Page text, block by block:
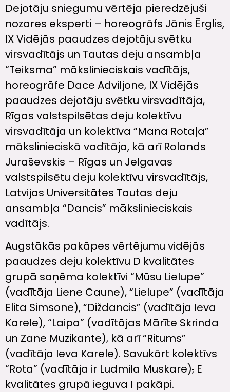
Dejotāju sniegumu vērtēja pieredzējuši
nozares eksperti – horeogrāfs Jānis Ērglis,
IX Vidējās paaudzes dejotāju svētku
virsvadītājs un Tautas deju ansambļa
“Teiksma” mākslinieciskais vadītājs,
horeogrāfe Dace Adviljone, IX Vidējās
paaudzes dejotāju svētku virsvadītāja,
Rīgas valstspilsētas deju kolektīvu
virsvadītāja un kolektīva “Mana Rotaļa”
mākslinieciskā vadītāja, kā arī Rolands
Juraševskis – Rīgas un Jelgavas
valstspilsētu deju kolektīvu virsvadītājs,
Latvijas Universitātes Tautas deju
ansambļa “Dancis” mākslinieciskais
vadītājs.
Augstākās pakāpes vērtējumu vidējās
paaudzes deju kolektīvu D kvalitātes
grupā saņēma kolektīvi “Mūsu Lielupe”
(vadītāja Liene Caune), “Lielupe” (vadītāja
Elita Simsone), “Diždancis” (vadītāja Ieva
Karele), “Laipa” (vadītājas Mārīte Skrinda
un Zane Muzikante), kā arī “Ritums”
(vadītāja Ieva Karele). Savukārt kolektīvs
“Rota” (vadītāja ir Ludmila Muskare), E
kvalitātes grupā ieguva I pakāpi.